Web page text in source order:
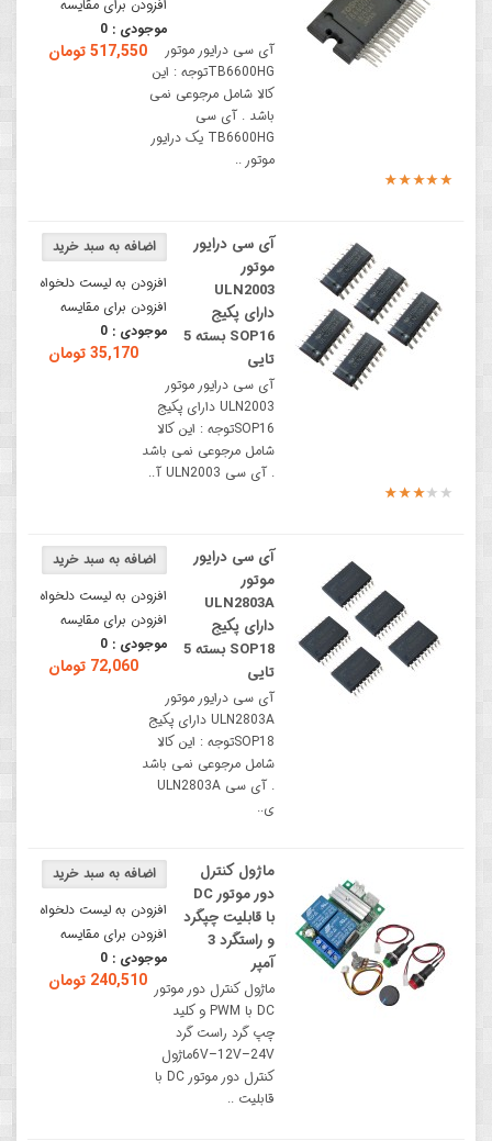
افزودن برای مقایسه
موجودی : 0
517,550 تومان
آی سی درایور موتور
TB6600HGتوجه : این
کالا شامل مرجوعی نمی
باشد . آی سی
TB6600HG یک درایور
موتور ..
افزودن به لیست دلخواه
افزودن برای مقایسه
موجودی : 0
35,170 تومان
آی سی درایور
موتور
ULN2003
دارای پکیج
SOP16 بسته 5
تایی
آی سی درایور موتور
ULN2003 دارای پکیج
SOP16توجه : این کالا
شامل مرجوعی نمی باشد
. آی سی ULN2003 آ..
افزودن به لیست دلخواه
افزودن برای مقایسه
موجودی : 0
72,060 تومان
آی سی درایور
موتور
ULN2803A
دارای پکیج
SOP18 بسته 5
تایی
آی سی درایور موتور
ULN2803A دارای پکیج
SOP18توجه : این کالا
شامل مرجوعی نمی باشد
. آی سی ULN2803A
ی..
افزودن به لیست دلخواه
افزودن برای مقایسه
موجودی : 0
240,510 تومان
ماژول کنترل
دور موتور DC
با قابلیت چپگرد
و راستگرد 3
آمپر
ماژول کنترل دور موتور
DC با PWM و کلید
چپ گرد راست گرد
6V–12V–24Vماژول
کنترل دور موتور DC با
قابلیت ..